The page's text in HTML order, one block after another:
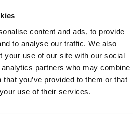
content and ads, to provide
to analyse our traffic. We also
your use of our site with our social
partners who may combine
that you’ve provided to them or that
use of their services.
PIN - Metalen button
Al vanaf € 0,18
4 werkdag(en)